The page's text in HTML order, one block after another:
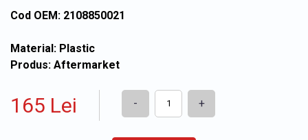
Cod OEM: 2108850021
Material: Plastic
Produs: Aftermarket
165 Lei - +